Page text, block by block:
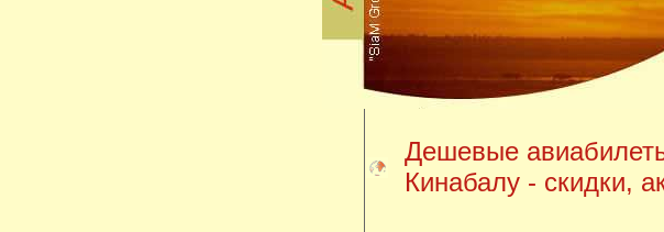
Дешевые
Кинабалу - скидки,